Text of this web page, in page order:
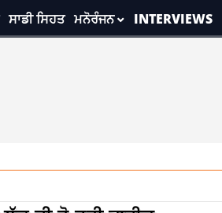
ਸਾਡੀ ਸਿਹਤ ਮਨੋਰੰਜਨ INTERVIEWS